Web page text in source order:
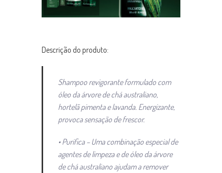
Descrição do produto:
Shampoo revigorante formulado com
óleo da árvore de chá australiano,
hortelã pimenta e lavanda. Energizante,
provoca sensação de frescor.
• Purifica – Uma combinação especial de
agentes de limpeza e de óleo da árvore
de chá australiano ajudam a remover